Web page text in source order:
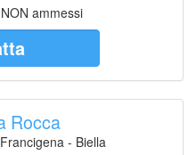
NON ammessi
Rocca
- Biella